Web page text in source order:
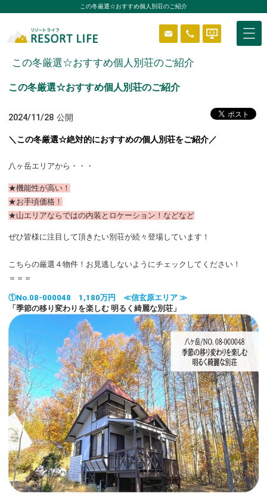
この冬厳選☆おすすめ個人別荘のご紹介
物件を探す
分譲エリア
ニュース＆ブログ
ReVOS
管理体制
建築・リフォーム
特設サイト
閉じる
この冬厳選☆おすすめ個人別荘のご紹介
この冬厳選☆おすすめ個人別荘のご紹介
2024/11/28 公開
＼この冬厳選☆絶対的におすすめの個人別荘をご紹介／
八ヶ岳エリアから・・・
★機能性が高い！
★お手頃価格！
★山エリアならではの内装とロケーション！などなど
ぜひ皆様に注目して頂きたい別荘が続々登場しています！
こちらの厳選４物件！お見逃しないようにチェックしてください！
＝＝＝
①No.08-000048 1,180万円 ≪信玄原エリア ≫
「季節の移り変わりを楽しむ 明るく綺麗な別荘」